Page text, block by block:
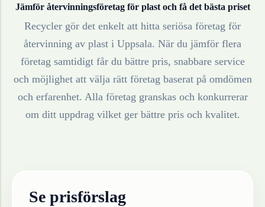
Jämför återvinningsföretag för plastoch få det bästa priset
Recycler gör det enkelt att hitta seriösa företag för
återvinning av plast i Uppsala. När du jämför flera
företag samtidigt får du bättre pris, snabbare service
och möjlighet att välja rätt företag baserat på omdömen
och erfarenhet. Alla företag granskas och konkurrerar
om ditt uppdrag vilket ger bättre pris och kvalitet.
Se prisförslag